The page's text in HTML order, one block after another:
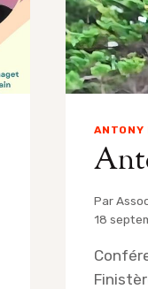
ANTONY
Par
18